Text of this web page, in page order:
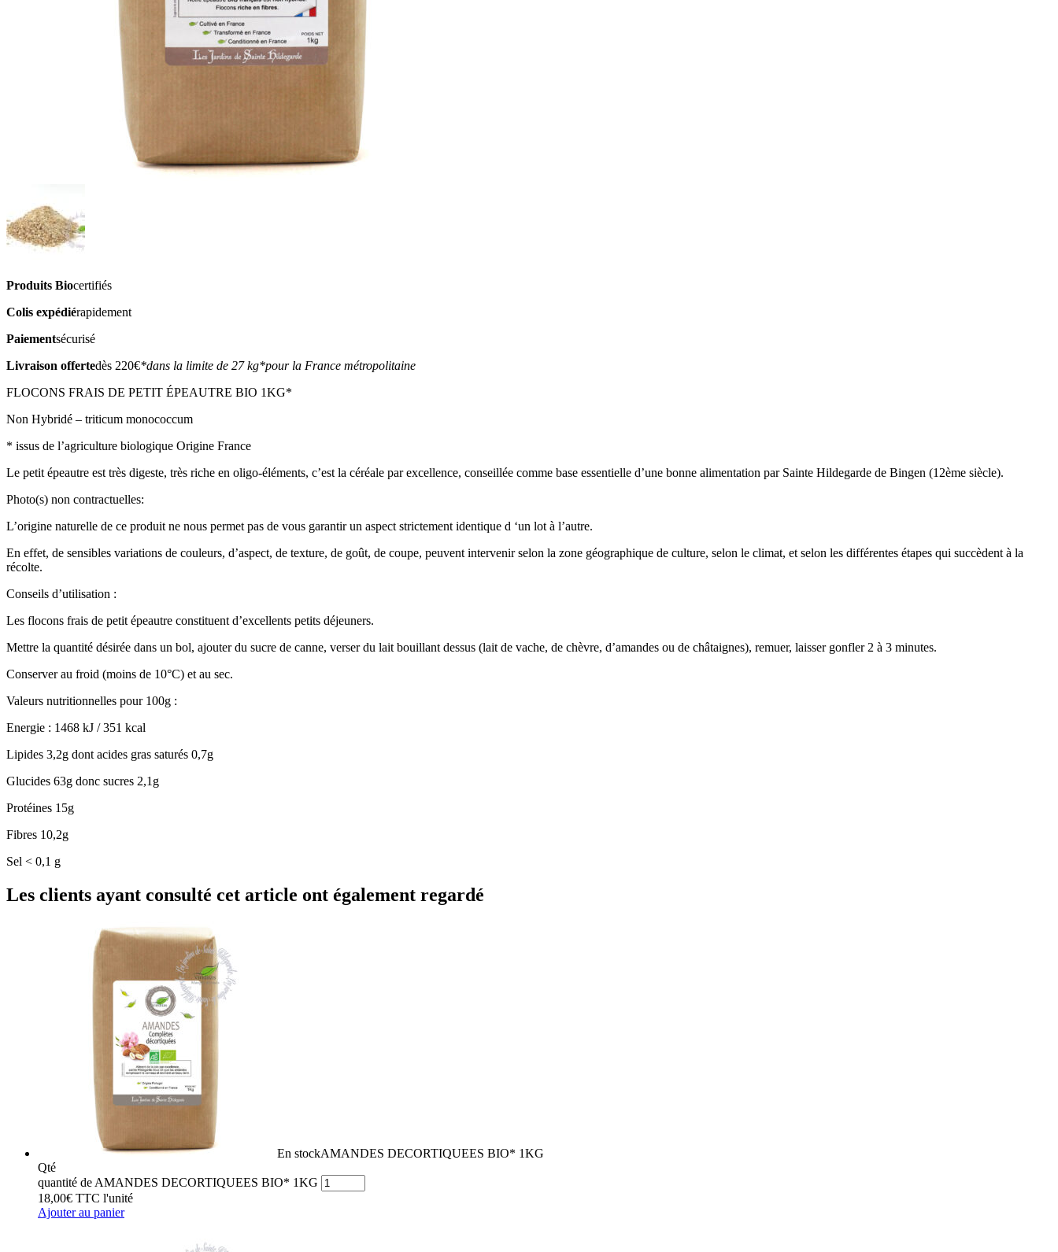
Produits Biocertifiés
Colis expédiérapidement
Paiementsécurisé
Livraison offertedès 220€*dans la limite de 27 kg*pour la France métropolitaine
FLOCONS FRAIS DE PETIT ÉPEAUTRE BIO 1KG*
Non Hybridé – triticum monococcum
* issus de l’agriculture biologique Origine France
Le petit épeautre est très digeste, très riche en oligo-éléments, c’est la céréale par excellence, conseillée comme base essentielle d’une bonne alimentation par Sainte Hildegarde de Bingen (12ème siècle).
Photo(s) non contractuelles:
L’origine naturelle de ce produit ne nous permet pas de vous garantir un aspect strictement identique d ‘un lot à l’autre.
En effet, de sensibles variations de couleurs, d’aspect, de texture, de goût, de coupe, peuvent intervenir selon la zone géographique de culture, selon le climat, et selon les différentes étapes qui succèdent à la
récolte.
Conseils d’utilisation :
Les flocons frais de petit épeautre constituent d’excellents petits déjeuners.
Mettre la quantité désirée dans un bol, ajouter du sucre de canne, verser du lait bouillant dessus (lait de vache, de chèvre, d’amandes ou de châtaignes), remuer, laisser gonfler 2 à 3 minutes.
Conserver au froid (moins de 10°C) et au sec.
Valeurs nutritionnelles pour 100g :
Energie : 1468 kJ / 351 kcal
Lipides 3,2g dont acides gras saturés 0,7g
Glucides 63g donc sucres 2,1g
Protéines 15g
Fibres 10,2g
Sel < 0,1 g
Les clients ayant consulté cet article ont également regardé
En stockAMANDES DECORTIQUEES BIO* 1KG
Qté
quantité de AMANDES DECORTIQUEES BIO* 1KG
18,00€ TTC l'unité
Ajouter au panier